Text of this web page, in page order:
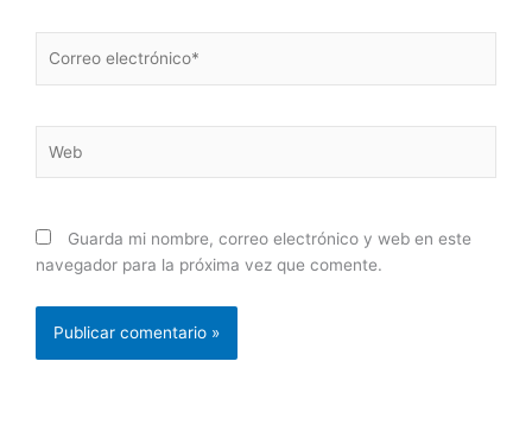
electrónico*
Guarda mi nombre, correo electrónico y web en este
navegador para la próxima vez que comente.